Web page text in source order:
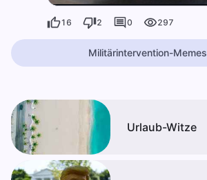
16 2 0 297
Militärintervention-Memes
Urlaub-Witze